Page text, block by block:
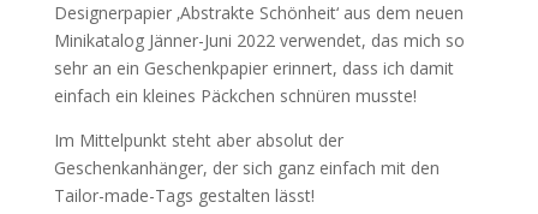
Designerpapier ‚Abstrakte Schönheit‘ aus dem neuen
Minikatalog Jänner-Juni 2022 verwendet, das mich so
sehr an ein Geschenkpapier erinnert, dass ich damit
einfach ein kleines Päckchen schnüren musste!
Im Mittelpunkt steht aber absolut der
Geschenkanhänger, der sich ganz einfach mit den
Tailor-made-Tags gestalten lässt!